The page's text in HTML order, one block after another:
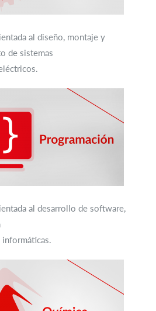
al diseño, montaje y
de sistemas
al desarrollo de software,